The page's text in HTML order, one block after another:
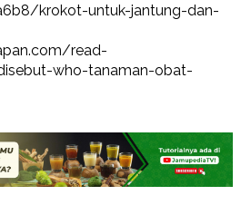
krokot-untuk-jantung-dan-
read-
who-tanaman-obat-